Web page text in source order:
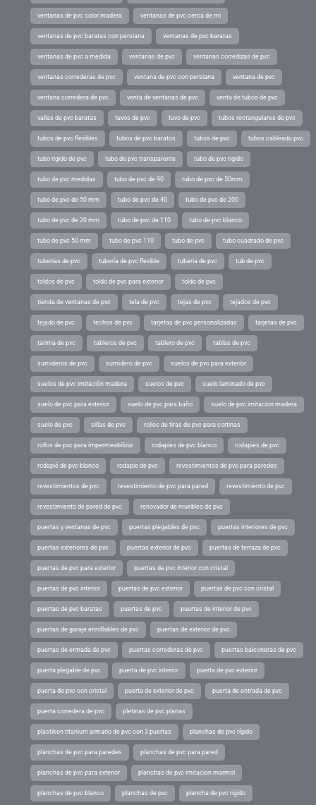
ventanas de pvc color madera ventanas de pvc cerca de mi
ventanas de pvc baratas con persiana ventanas de pvc baratas
ventanas de pvc a medida ventanas de pvc ventanas corredizas de pvc
ventanas correderas de pvc ventana de pvc con persiana ventana de pvc
ventana corredera de pvc venta de ventanas de pvc venta de tubos de pvc
vallas de pvc baratas tuvos de pvc tuvo de pvc tubos rectangulares de pvc
tubos de pvc flexibles tubos de pvc baratos tubos de pvc tubos cableado pvc
tubo rigido de pvc tubo de pvc transparente tubo de pvc rigido
tubo de pvc medidas tubo de pvc de 90 tubo de pvc de 50mm
tubo de pvc de 50 mm tubo de pvc de 40 tubo de pvc de 200
tubo de pvc de 20 mm tubo de pvc de 110 tubo de pvc blanco
tubo de pvc 50 mm tubo de pvc 110 tubo de pvc tubo cuadrado de pvc
tuberias de pvc tubería de pvc flexible tuberia de pvc tub de pvc
toldos de pvc toldo de pvc para exterior toldo de pvc
tienda de ventanas de pvc tela de pvc tejas de pvc tejados de pvc
tejado de pvc techos de pvc tarjetas de pvc personalizadas tarjetas de pvc
tarima de pvc tableros de pvc tablero de pvc tablas de pvc
sumideros de pvc sumidero de pvc suelos de pvc para exterior
suelos de pvc imitación madera suelos de pvc suelo laminado de pvc
suelo de pvc para exterior suelo de pvc para baño suelo de pvc imitacion madera
suelo de pvc sillas de pvc rollos de tiras de pvc para cortinas
rollos de pvc para impermeabilizar rodapies de pvc blanco rodapies de pvc
rodapié de pvc blanco rodapie de pvc revestimientos de pvc para paredes
revestimientos de pvc revestimiento de pvc para pared revestimiento de pvc
revestimiento de pared de pvc renovador de muebles de pvc
puertas y ventanas de pvc puertas plegables de pvc puertas interiores de pvc
puertas exteriores de pvc puertas exterior de pvc puertas de terraza de pvc
puertas de pvc para exterior puertas de pvc interior con cristal
puertas de pvc interior puertas de pvc exterior puertas de pvc con cristal
puertas de pvc baratas puertas de pvc puertas de interior de pvc
puertas de garaje enrollables de pvc puertas de exterior de pvc
puertas de entrada de pvc puertas correderas de pvc puertas balconeras de pvc
puerta plegable de pvc puerta de pvc interior puerta de pvc exterior
puerta de pvc con cristal puerta de exterior de pvc puerta de entrada de pvc
puerta corredera de pvc pletinas de pvc planas
plastiken titanium armario de pvc con 3 puertas planchas de pvc rígido
planchas de pvc para paredes planchas de pvc para pared
planchas de pvc para exterior planchas de pvc imitacion marmol
planchas de pvc blanco planchas de pvc plancha de pvc rigido